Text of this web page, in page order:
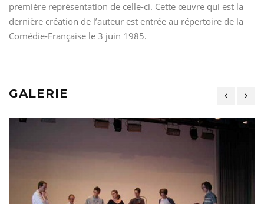
première représentation de celle-ci. Cette œuvre qui est la
dernière création de l’auteur est entrée au répertoire de la
Comédie-Française le 3 juin 1985.
GALERIE